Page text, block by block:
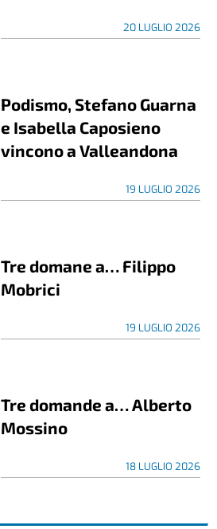
20 LUGLIO 2026
Podismo, Stefano Guarna
e Isabella Caposieno
vincono a Valleandona
19 LUGLIO 2026
Tre domane a… Filippo
Mobrici
19 LUGLIO 2026
Tre domande a… Alberto
Mossino
18 LUGLIO 2026